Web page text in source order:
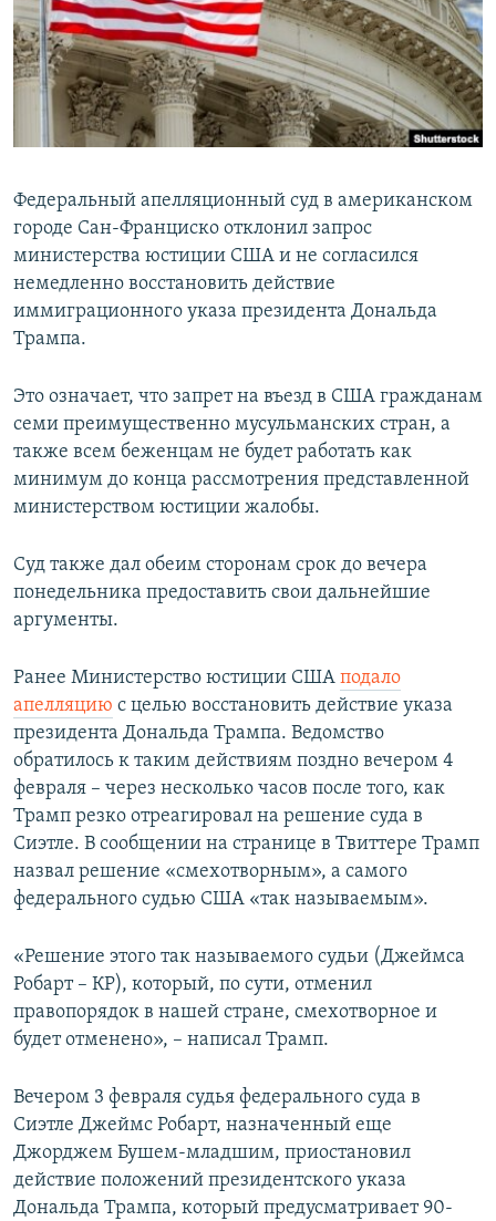
ПОБЕДИТЕЛЕЙ НЕ СУДЯТ?
КРЫМ.НЕПОКОРЕННЫЙ
ELIFBE
УКРАИНСКАЯ ПРОБЛЕМА КРЫМА
ПРИСОЕДИНЯЙТЕСЬ!
Федеральный апелляционный суд в американском
городе Сан-Франциско отклонил запрос
министерства юстиции США и не согласился
немедленно восстановить действие
иммиграционного указа президента Дональда
Трампа.
Это означает, что запрет на въезд в США гражданам
семи преимущественно мусульманских стран, а
также всем беженцам не будет работать как
минимум до конца рассмотрения представленной
министерством юстиции жалобы.
Суд также дал обеим сторонам срок до вечера
понедельника предоставить свои дальнейшие
аргументы.
Ранее Министерство юстиции США подало
апелляцию с целью восстановить действие указа
президента Дональда Трампа. Ведомство
обратилось к таким действиям поздно вечером 4
февраля – через несколько часов после того, как
Трамп резко отреагировал на решение суда в
Сиэтле. В сообщении на странице в Твиттере Трамп
назвал решение «смехотворным», а самого
федерального судью США «так называемым».
«Решение этого так называемого судьи (Джеймса
Робарт – КР), который, по сути, отменил
правопорядок в нашей стране, смехотворное и
будет отменено», – написал Трамп.
Вечером 3 февраля судья федерального суда в
Сиэтле Джеймс Робарт, назначенный еще
Джорджем Бушем-младшим, приостановил
действие положений президентского указа
Дональда Трампа, который предусматривает 90-